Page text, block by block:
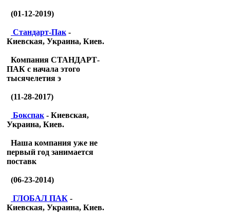
(01-12-2019)
Стандарт-Пак -
Киевская, Украина, Киев.
Компания СТАНДАРТ-
ПАК с начала этого
тысячелетия э
(11-28-2017)
Бокспак - Киевская,
Украина, Киев.
Наша компания уже не
первый год занимается
поставк
(06-23-2014)
ГЛОБАЛ ПАК -
Киевская, Украина, Киев.